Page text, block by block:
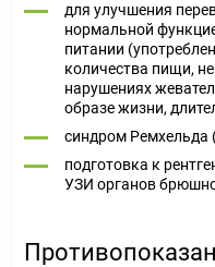
для улучшения
нормальной
питании
количества пищи,
нарушениях
образе жизни,
синдром Ремхельда
подготовка к
УЗИ органов